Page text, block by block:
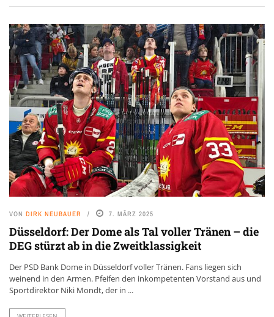
VON DIRK NEUBAUER 7. MÄRZ 2025
Düsseldorf: Der Dome als Tal voller Tränen – die
DEG stürzt ab in die Zweitklassigkeit
Der PSD Bank Dome in Düsseldorf voller Tränen. Fans liegen sich
weinend in den Armen. Pfeifen den inkompetenten Vorstand aus und
Sportdirektor Niki Mondt, der in ...